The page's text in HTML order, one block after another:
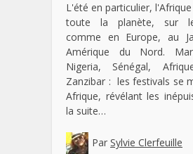
L'été en particulier,
toute la planète, sur
comme en Europe, au
Amérique du Nord.
Nigeria, Sénégal,
Zanzibar : les festivals se
Afrique, révélant les
la suite…
Par Sylvie Clerfeuille